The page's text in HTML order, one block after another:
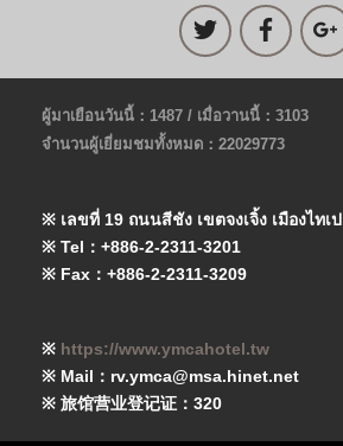
ผู้มาเยือนวันนี้：1487 / เมื่อวานนี้：3103
จำนวนผู้เยี่ยมชมทั้งหมด：22029773
※ เลขที่ 19 ถนนสีชัง เขตจงเจิ้ง เมืองไทเป
※ Tel：+886-2-2311-3201
※ Fax：+886-2-2311-3209
※ https://www.ymcahotel.tw
※ Mail：rv.ymca@msa.hinet.net
※ 旅馆营业登记证：320